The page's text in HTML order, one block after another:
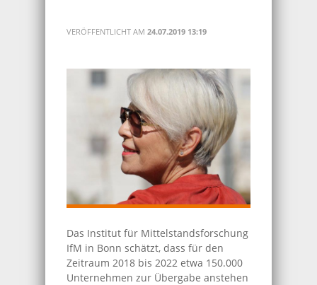
VERÖFFENTLICHT AM 24.07.2019 13:19
Das Institut für Mittelstandsforschung
IfM in Bonn schätzt, dass für den
Zeitraum 2018 bis 2022 etwa 150.000
Unternehmen zur Übergabe anstehen